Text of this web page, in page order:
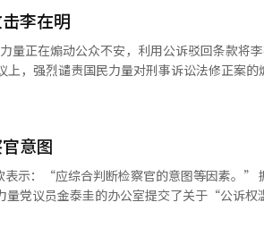
确性原则的违反进行进一步审查的意见。”
的，但修正案的条件比判例更宽松和扩展，
李总统在国务会议上提到
刑事司法破坏的根本原因就是‘抹去总统的
力、老年人和儿童虐待等七大针对社会弱势
责任的政治攻击。”他呼吁：“应立即停止以
保护，重申呼吁李总统行使否决权。此外，
多数国民反对，但只有共同民主党坚持认为
李在明
正在煽动公众不安，利用公诉驳回条款将
去青瓦台提出宪法诉愿，真是不可思议。” 他强
立的相关机制。”※ 本报道经人工智能（AI
意图
“应综合判断检察官的意图等因素。” 据8月3日
党议员金泰圭的办公室提交了关于“公诉权